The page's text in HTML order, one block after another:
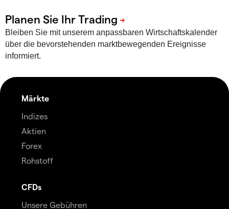
Bleiben Sie mit unserem anpassbaren Wirtschaftskalender
über die bevorstehenden marktbewegenden Ereignisse
informiert.
Märkte
Indizes
Aktien
Forex
Rohstoff
CFDs
Unsere Gebühren